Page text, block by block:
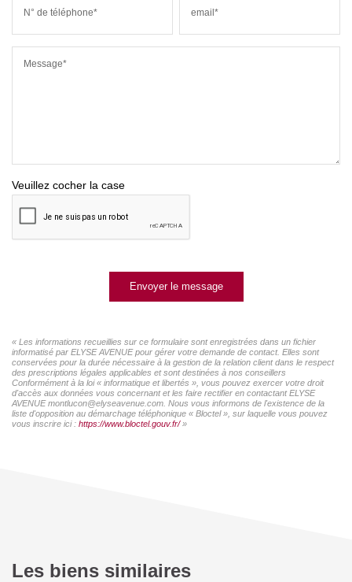
N° de téléphone* email*
Message*
Veuillez cocher la case
Envoyer le message
« Les informations recueillies sur ce formulaire sont enregistrées dans un fichier
informatisé par ELYSE AVENUE pour gérer votre demande de contact. Elles sont
conservées pour la durée nécessaire à la gestion de la relation client dans le respect
des prescriptions légales applicables et sont destinées à nos conseillers
Conformément à la loi « informatique et libertés », vous pouvez exercer votre droit
d'accès aux données vous concernant et les faire rectifier en contactant ELYSE
AVENUE montlucon@elyseavenue.com. Nous vous informons de l'existence de la
liste d'opposition au démarchage téléphonique « Bloctel », sur laquelle vous pouvez
vous inscrire ici : https://www.bloctel.gouv.fr/»
Les biens similaires